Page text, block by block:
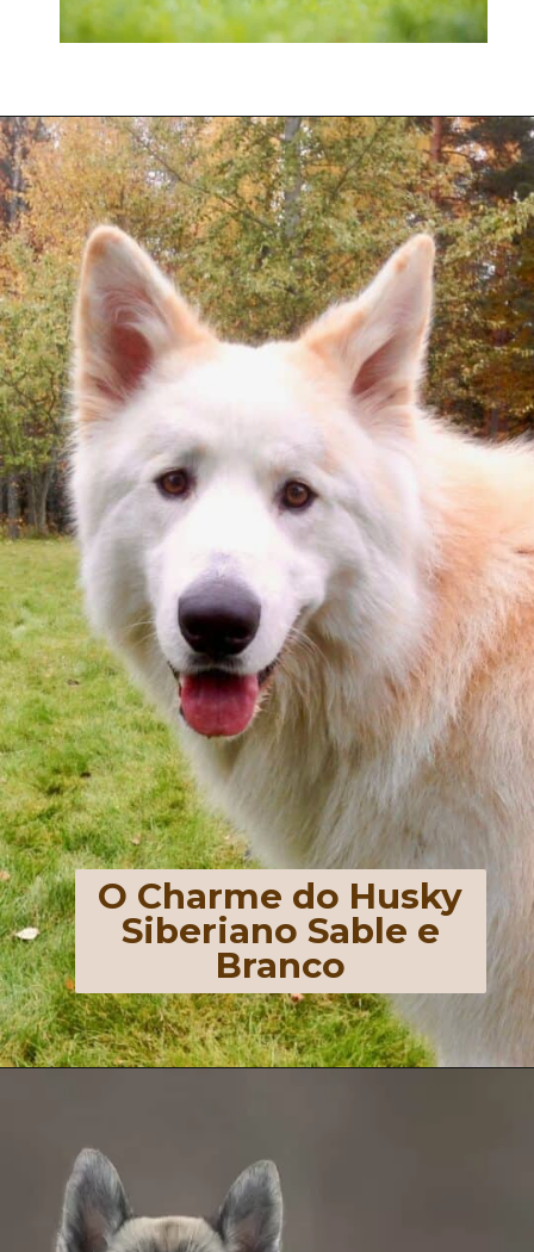
O Charme do Husky
Siberiano Sable e
Branco